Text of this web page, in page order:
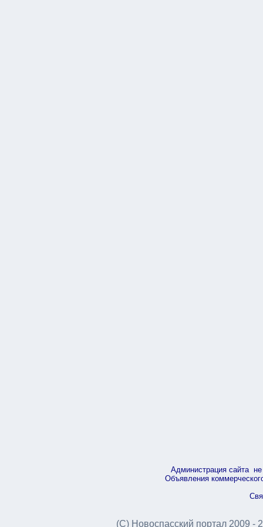
Администрация сайта не
Объявления
(С) Новоспасский портал 2009 -